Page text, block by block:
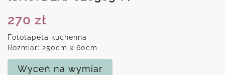
270 zł
Fototapeta kuchenna
Rozmiar: 250cm x 60cm
Wyceń na wymiar